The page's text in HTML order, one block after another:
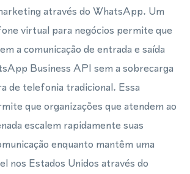
através do WhatsApp. Um
virtual para negócios permite que
a comunicação de entrada e saída
Business API sem a sobrecarga
de telefonia tradicional. Essa
que organizações que atendem ao
escalem rapidamente suas
enquanto mantêm uma
nos Estados Unidos através do